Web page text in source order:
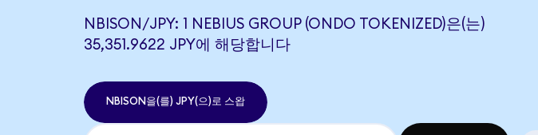
NBISON/JPY: 1 NEBIUS GROUP (ONDO TOKENIZED)은(는)
35,351.9622 JPY에 해당합니다
NBISON을(를) JPY(으)로 스왑